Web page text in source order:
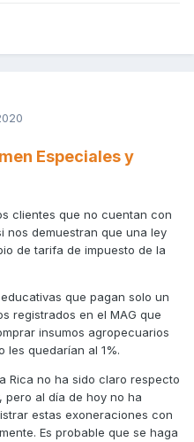
Especiales y
clientes que no cuentan con
nos demuestran que una ley
de tarifa de impuesto de la
que pagan solo un
registrados en el MAG que
insumos agropecuarios
les quedarían al 1%.
Rica no ha sido claro respecto
pero al día de hoy no ha
estas exoneraciones con
Es probable que se haga